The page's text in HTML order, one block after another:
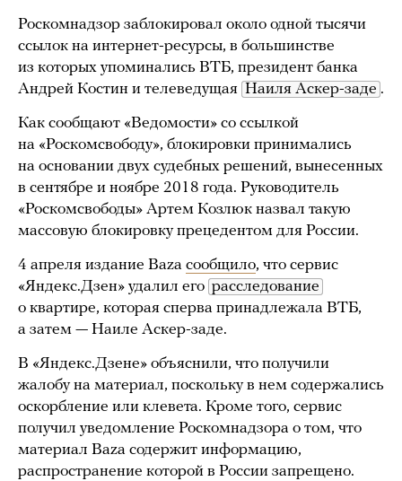
Роскомнадзор заблокировал около одной тысячи
ссылок на интернет-ресурсы, в большинстве
из которых упоминались ВТБ, президент банка
Андрей Костин и телеведущая Наиля Аскер-заде .
Как сообщают «Ведомости» со ссылкой
на «Роскомсвободу», блокировки принимались
на основании двух судебных решений, вынесенных
в сентябре и ноябре 2018 года. Руководитель
«Роскомсвободы» Артем Козлюк назвал такую
массовую блокировку прецедентом для России.
4 апреля издание Baza сообщило, что сервис
«Яндекс.Дзен» удалил его расследование
о квартире, которая сперва принадлежала ВТБ,
а затем — Наиле Аскер-заде.
В «Яндекс.Дзене» объяснили, что получили
жалобу на материал, поскольку в нем содержались
оскорбление или клевета. Кроме того, сервис
получил уведомление Роскомнадзора о том, что
материал Baza содержит информацию,
распространение которой в России запрещено.